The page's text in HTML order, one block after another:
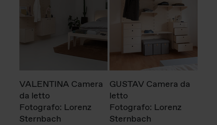
VALENTINA Camera
da letto
Fotografo: Lorenz
Sternbach
GUSTAV Camera da
letto
Fotografo: Lorenz
Sternbach